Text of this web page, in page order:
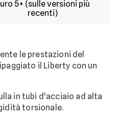
5+ (sulle versioni più
recenti)
le prestazioni del
il Liberty con un
in tubi d'acciaio ad alta
torsionale.